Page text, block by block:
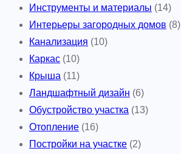
о
в
а
н
и
я
п
о
с
Инструменты и материалы (14)
Интерьеры загородных домов (8)
Канализация (10)
Каркас (10)
Крыша (11)
Ландшафтный дизайн (6)
Обустройство участка (13)
Отопление (16)
Постройки на участке (2)